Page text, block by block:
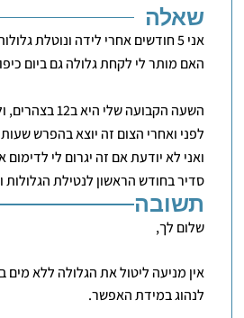
שאלה
אני 5 חודשים אחרי לידה ונוטלת
האם מותר לי לקחת גלולה גם ביום
השעה הקבועה
לפני ואחרי הצום זה יוצא בהפרש
ואני לא יודעת אם זה יגרום לי
סדיר בחודש הראשון לנטילת
תשובה
שלום לך,
אין מניעה ליטול את הגלולה ללא מים
לנהוג במידת האפשר.